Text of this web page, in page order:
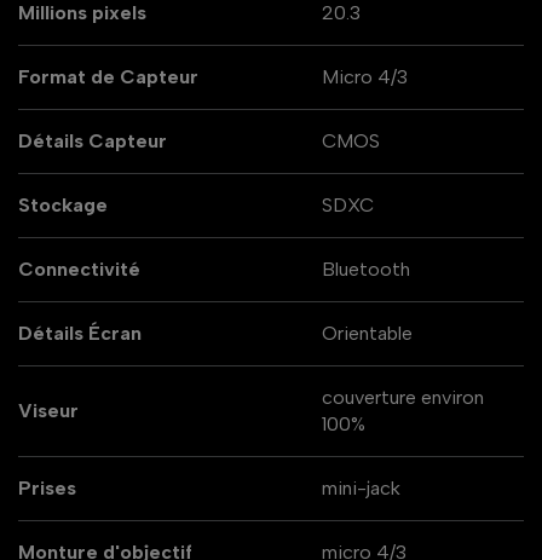
Millions pixels 20.3
Format de Capteur Micro 4/3
Détails Capteur CMOS
Stockage SDXC
Connectivité Bluetooth
Détails Écran Orientable
Viseur
couverture environ
100%
Prises mini-jack
Monture d'objectif micro 4/3